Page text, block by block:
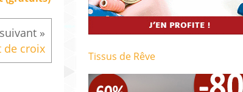
de croix
Tissus de Rêve